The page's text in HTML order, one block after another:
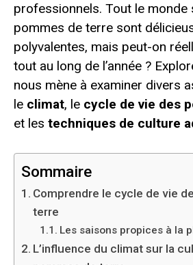
professionnels. Tout le monde
pommes de terre sont
polyvalentes, mais peut-on
tout au long de l’année ?
nous mène à examiner divers
le climat, le cycle de vie des
et les techniques de culture
Sommaire
Comprendre le cycle de vie
terre
Les saisons propices à la
L’influence du climat sur la